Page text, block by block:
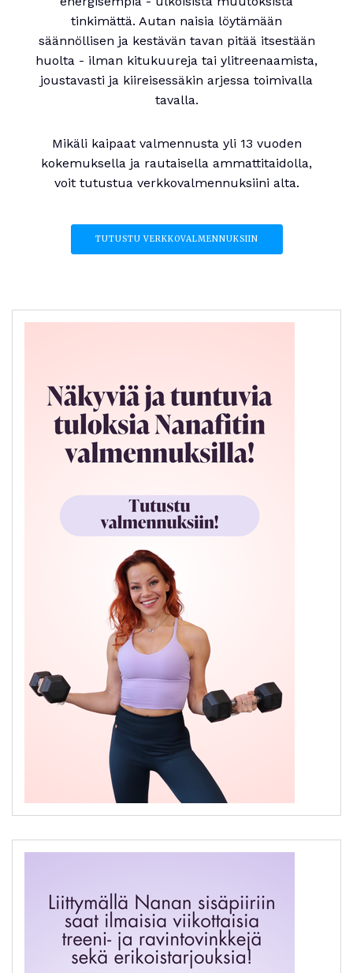
tinkimättä. Autan naisia löytämään
säännöllisen ja kestävän tavan pitää itsestään
huolta - ilman kitukuureja tai ylitreenaamista,
joustavasti ja kiireisessäkin arjessa toimivalla
tavalla.
Mikäli kaipaat valmennusta yli 13 vuoden
kokemuksella ja rautaisella ammattitaidolla,
voit tutustua verkkovalmennuksiini alta.
TUTUSTU VERKKOVALMENNUKSIIN